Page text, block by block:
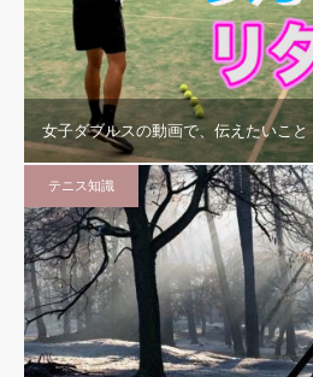
女子ダブルスの動画で、伝えたいこと
テニス知識